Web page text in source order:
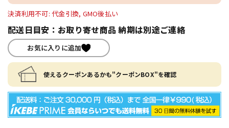
決済利用不可: 代金引換, GMO後払い
配送日目安：お取り寄せ商品 納期は別途ご連絡
お気に入りに追加
使えるクーポンあるかも"クーポンBOX"を確認